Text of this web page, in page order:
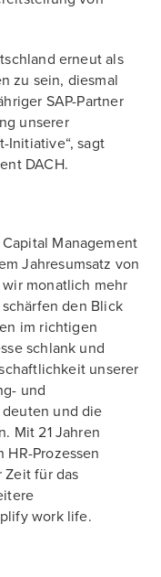
erneut als
zu sein, diesmal
SAP-Partner
unserer
Initiative“, sagt
DACH.
Management
Jahresumsatz von
monatlich mehr
den Blick
im richtigen
schlank und
unserer
und
und die
Mit 21 Jahren
HR-Prozessen
Zeit für das
work life.